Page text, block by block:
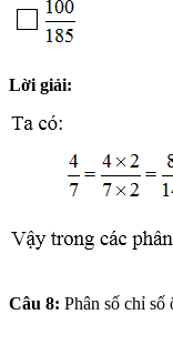
Lời giải:
Câu 8: Phân số chỉ số